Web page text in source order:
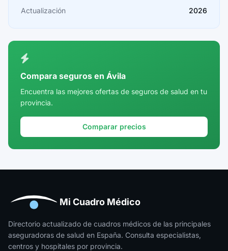
Castellón
Córdoba
Cuenca
Girona
Huesca
Jaén
La Rioja
Actualización
2026
Compara seguros en Ávila
Encuentra las mejores ofertas de seguros de salud en tu
provincia.
Comparar precios
Mi Cuadro Médico
Directorio actualizado de cuadros médicos de las principales
aseguradoras de salud en España. Consulta especialistas,
centros y hospitales por provincia.